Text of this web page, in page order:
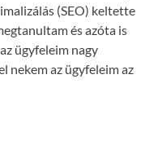
(SEO) keltette
és azóta is
ügyfeleim nagy
nekem az ügyfeleim az